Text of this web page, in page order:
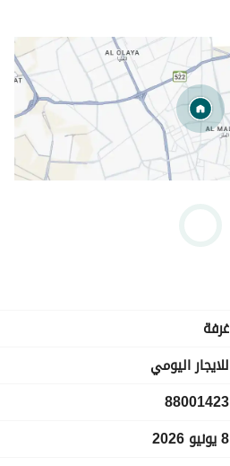
غرفة
للايجار اليومي
88001423
8 يونيو 2026